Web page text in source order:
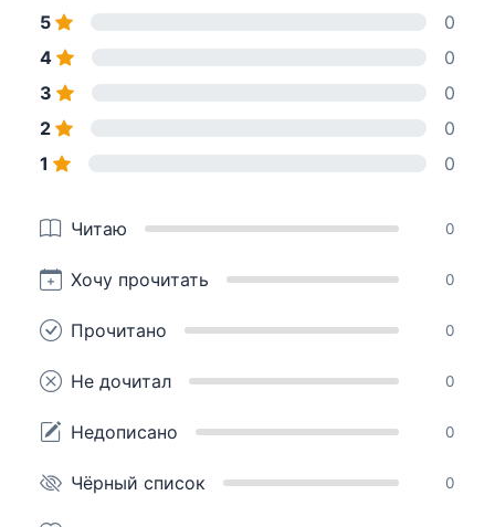
5
0
4
0
3
0
2
0
1
0
Читаю 0
Хочу прочитать 0
Прочитано 0
Не дочитал 0
Недописано 0
Чёрный список 0